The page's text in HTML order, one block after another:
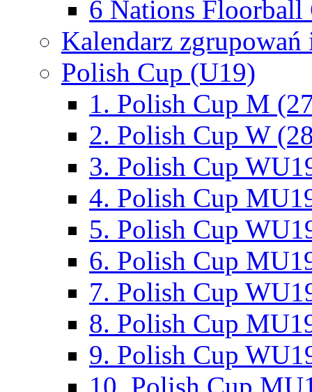
6 Nations Floorball
Kalendarz
Polish Cup (U19)
1. Polish Cup M
2. Polish Cup W
3. Polish Cup
4. Polish Cup
5. Polish Cup
6. Polish Cup
7. Polish Cup
8. Polish Cup
9. Polish Cup
10. Polish Cup